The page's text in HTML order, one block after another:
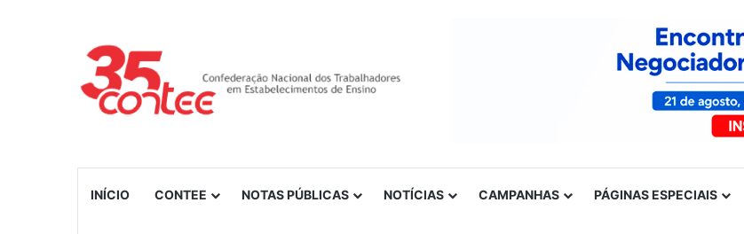
INÍCIO CONTEE NOTAS PÚBLICAS NOTÍCIAS CAMPANHAS PÁGINAS ESPECIAIS